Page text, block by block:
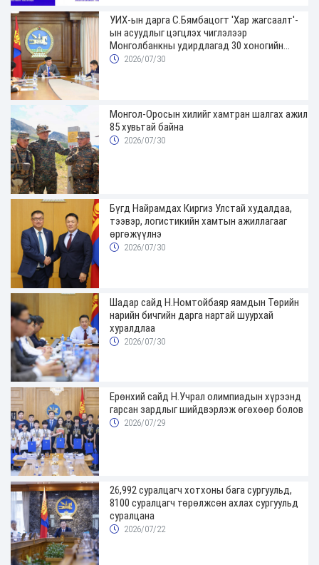
УИХ-ын дарга С.Бямбацогт 'Хар жагсаалт'-
ын асуудлыг цэгцлэх чиглэлээр
Монголбанкны удирдлагад 30 хоногийн
хугацаатай үүрэг өглөө
2026/07/30
Монгол-Оросын хилийг хамтран шалгах ажил
85 хувьтай байна
2026/07/30
Бүгд Найрамдах Киргиз Улстай худалдаа,
тээвэр, логистикийн хамтын ажиллагааг
өргөжүүлнэ
2026/07/30
Шадар сайд Н.Номтойбаяр яамдын Төрийн
нарийн бичгийн дарга нартай шуурхай
хуралдлаа
2026/07/30
Ерөнхий сайд Н.Учрал олимпиадын хүрээнд
гарсан зардлыг шийдвэрлэж өгөхөөр болов
2026/07/29
26,992 суралцагч хотхоны бага сургуульд,
8100 суралцагч төрөлжсөн ахлах сургуульд
суралцана
2026/07/22